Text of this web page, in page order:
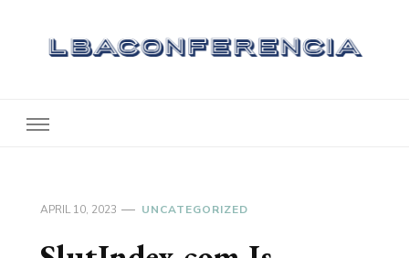
APRIL 10, 2023 UNCATEGORIZED